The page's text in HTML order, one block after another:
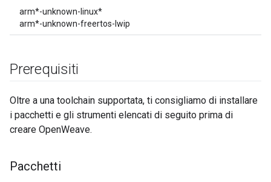
arm*-unknown-linux*
arm*-unknown-freertos-lwip
Prerequisiti
Oltre a una toolchain supportata, ti consigliamo di installare
i pacchetti e gli strumenti elencati di seguito prima di
creare OpenWeave.
Pacchetti